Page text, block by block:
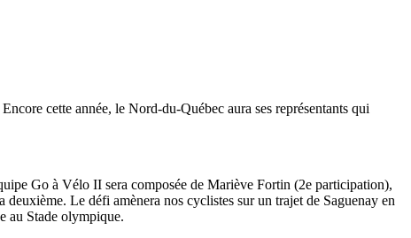
cette année, le Nord-du-Québec aura ses représentants qui
Go à Vélo II sera composée de Mariève Fortin (2e participation),
Le défi amènera nos cyclistes sur un trajet de Saguenay en
au Stade olympique.